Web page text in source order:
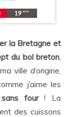
la Bretagne et
du bol breton,
ville d’origine,
j’aime les
four! La
des cuissons